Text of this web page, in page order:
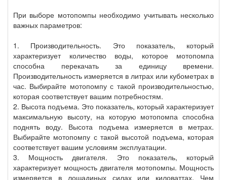
При выборе мотопомпы необходимо учитывать несколько
важных параметров:
1. Производительность. Это показатель, который
характеризует количество воды, которое мотопомпа
способна перекачать за единицу времени.
Производительность измеряется в литрах или кубометрах в
час. Выбирайте мотопомпу с такой производительностью,
которая соответствует вашим потребностям.
2. Высота подъема. Это показатель, который характеризует
максимальную высоту, на которую мотопомпа способна
поднять воду. Высота подъема измеряется в метрах.
Выбирайте мотопомпу с такой высотой подъема, которая
соответствует вашим условиям эксплуатации.
3. Мощность двигателя. Это показатель, который
характеризует мощность двигателя мотопомпы. Мощность
измеряется в лошадиных силах или киловаттах. Чем